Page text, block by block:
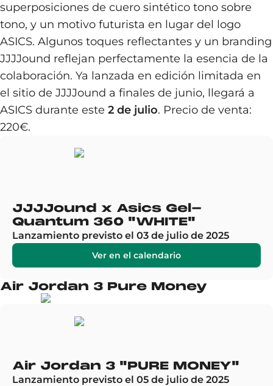
superposiciones de cuero sintético tono sobre
tono, y un motivo futurista en lugar del logo
ASICS. Algunos toques reflectantes y un branding
JJJJound reflejan perfectamente la esencia de la
colaboración. Ya lanzada en edición limitada en
el sitio de JJJJound a finales de junio, llegará a
ASICS durante este 2 de julio. Precio de venta:
220€.
JJJJound x Asics Gel-
Quantum 360 "WHITE"
Lanzamiento previsto el 03 de julio de 2025
Ver en el calendario
Air Jordan 3 Pure Money
Air Jordan 3 "PURE MONEY"
Lanzamiento previsto el 05 de julio de 2025